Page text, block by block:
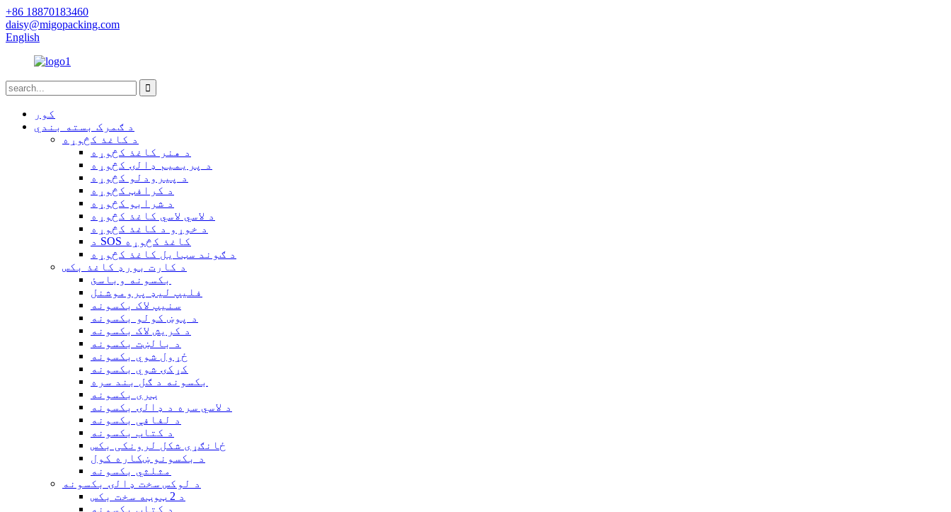
+86 18870183460
daisy@migopacking.com
English
کور
د ګمرک بسته بندي
د کاغذ کڅوړه
د هنر کاغذ کڅوړه
د پریمیم ډالۍ کڅوړه
د پیرودلو کڅوړه
د کرافټ کڅوړه
د شرابو کڅوړه
د لاسي لاسي کاغذ کڅوړه
د خوړو د کاغذ کڅوړه
د SOS کاغذ کڅوړه
د ګوند سټایل کاغذ کڅوړه
د کارت بورډ کاغذ بکس
بکسونه وباسئ
فلیپ لیډ پروموشنل
سنیپ لاک بکسونه
د پوښ کولو بکسونه
د کریش لاک بکسونه
د بالښت بکسونه
ځړول شوي بکسونه
کړکۍ شوي بکسونه
بکسونه د ګل بند سره
ټری بکسونه
د لاسي سره د ډالۍ بکسونه
د لفافې بکسونه
د کتاب بکسونه
ځانګړی شکل لرونکی بکس
د بکسونو ښکاره کول
مثلثي بکسونه
د لوکس سخت ډالۍ بکسونه
د 2 ټوټه سخت بکس
د کتاب بکسونه